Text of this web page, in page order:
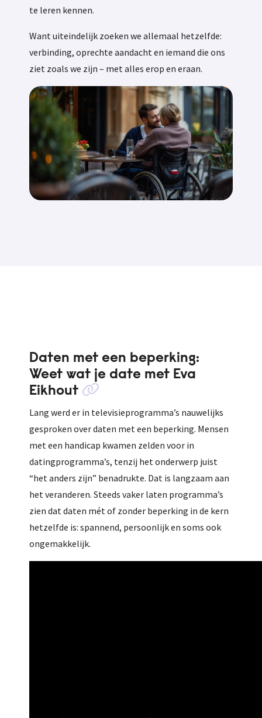
te leren kennen.
Want uiteindelijk zoeken we allemaal hetzelfde:
verbinding, oprechte aandacht en iemand die ons
ziet zoals we zijn – met alles erop en eraan.
Daten met een beperking:
Weet wat je date met Eva
Eikhout
Lang werd er in televisieprogramma’s nauwelijks
gesproken over daten met een beperking. Mensen
met een handicap kwamen zelden voor in
datingprogramma’s, tenzij het onderwerp juist
“het anders zijn” benadrukte. Dat is langzaam aan
het veranderen. Steeds vaker laten programma’s
zien dat daten mét of zonder beperking in de kern
hetzelfde is: spannend, persoonlijk en soms ook
ongemakkelijk.